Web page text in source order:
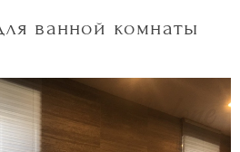
ванной комнаты